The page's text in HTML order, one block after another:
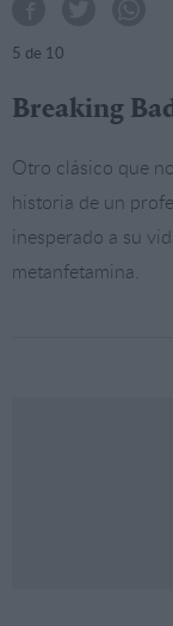
5 de 10
Breaking
Otro clásico que
historia de un
inesperado a su
metanfetamina.